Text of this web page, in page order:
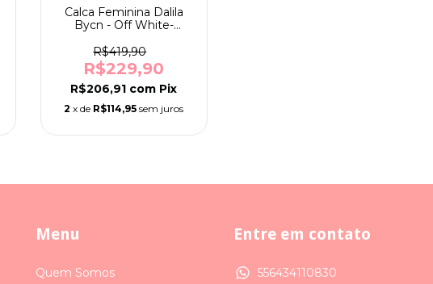
Calca Feminina Dalila
Bycn - Off White-
R$419,90
R$229,90
R$206,91 com Pix
2 x de R$114,95 sem juros
Menu
Quem Somos
Entre em contato
556434110830